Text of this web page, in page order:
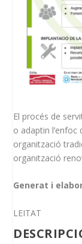
El procés de
o adaptin l’enfoc
organització
organització
Generat i
LEITAT